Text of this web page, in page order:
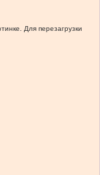
Для перезагрузки